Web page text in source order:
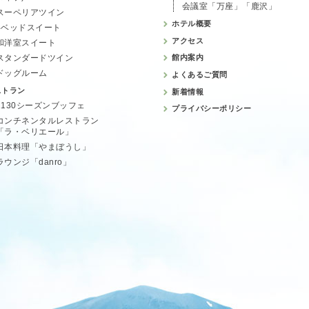
ーペリアツイン
ッドスイート
洋室スイート
タンダードツイン
ッグルーム
トラン
シーズンブッフェ
ンチネンタルレストラン
ラ・ベリエール」
本料理「やまぼうし」
ウンジ「danro」
会議室「万座」「鹿沢」
ホテル概要
アクセス
館内案内
よくあるご質問
新着情報
プライバシーポリシー